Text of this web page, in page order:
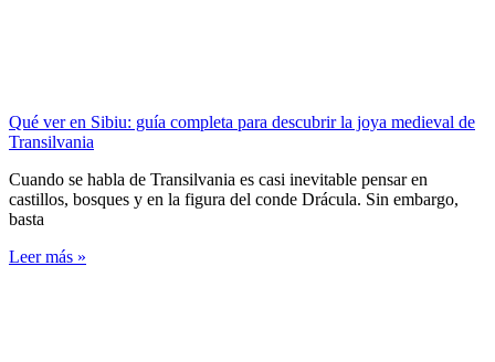
Qué ver en Sibiu: guía completa para descubrir la joya medieval de
Transilvania
Cuando se habla de Transilvania es casi inevitable pensar en
castillos, bosques y en la figura del conde Drácula. Sin embargo,
basta
Leer más »